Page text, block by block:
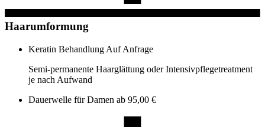
Haarumformung
Keratin Behandlung Auf Anfrage
Semi-permanente Haarglättung oder Intensivpflegetreatment
je nach Aufwand
Dauerwelle für Damen ab 95,00 €